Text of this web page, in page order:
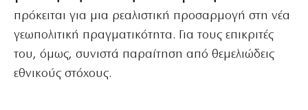
πρόκειται για μια ρεαλιστική προσαρμογή στη νέα
γεωπολιτική πραγματικότητα. Για τους επικριτές
του, όμως, συνιστά παραίτηση από θεμελιώδεις
εθνικούς στόχους.